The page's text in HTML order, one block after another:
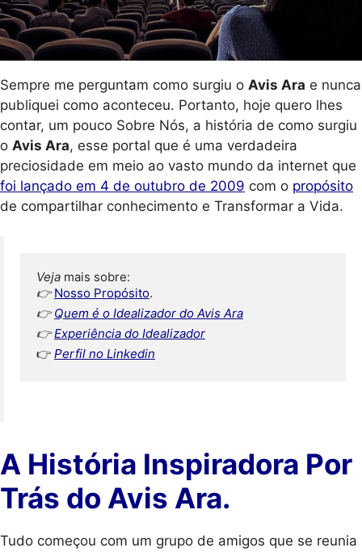
Sempre me perguntam como surgiu o Avis Ara e nunca
publiquei como aconteceu. Portanto, hoje quero lhes
contar, um pouco Sobre Nós, a história de como surgiu
o Avis Ara, esse portal que é uma verdadeira
preciosidade em meio ao vasto mundo da internet que
foi lançado em 4 de outubro de 2009 com o propósito
de compartilhar conhecimento e Transformar a Vida.
Veja
👉 Nosso Propósito.
👉 Quem é o Idealizador do Avis Ara
👉 Experiência do Idealizador
👉 Perfil no Linkedin
A História Inspiradora Por
Trás do Avis Ara.
Tudo começou com um grupo de amigos que se reunia